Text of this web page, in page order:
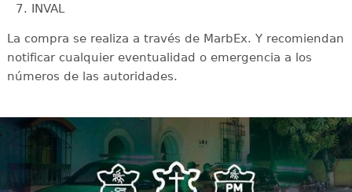
INVAL
La compra se realiza a través de MarbEx. Y recomiendan
notificar cualquier eventualidad o emergencia a los
números de las autoridades.